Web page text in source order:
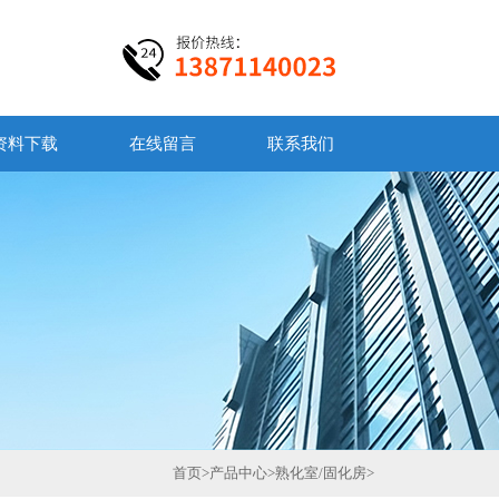
料下载 在线留言 联系我们
首页>产品中心>熟化室/固化房>